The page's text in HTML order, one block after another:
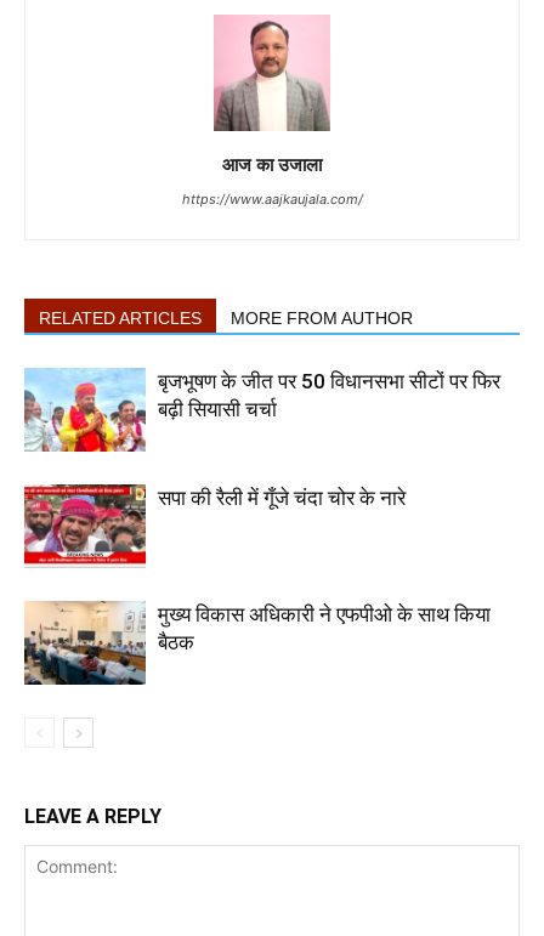
आज का उजाला
https://www.aajkaujala.com/
RELATED ARTICLES MORE FROM AUTHOR
बृजभूषण के जीत पर 50 विधानसभा सीटों पर फिर
बढ़ी सियासी चर्चा
सपा की रैली में गूँजे चंदा चोर के नारे
मुख्य विकास अधिकारी ने एफपीओ के साथ किया
बैठक
LEAVE A REPLY